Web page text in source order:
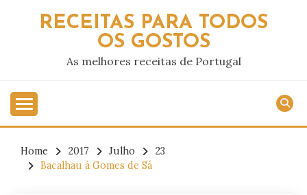
RECEITAS PARA TODOS
OS GOSTOS
As melhores receitas de Portugal
Home 2017 Julho
23
Bacalhau à Gomes de Sá